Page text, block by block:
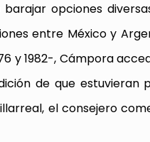
opciones
entre México y
y 1982-, Cámpora
de que estuvieran
el consejero